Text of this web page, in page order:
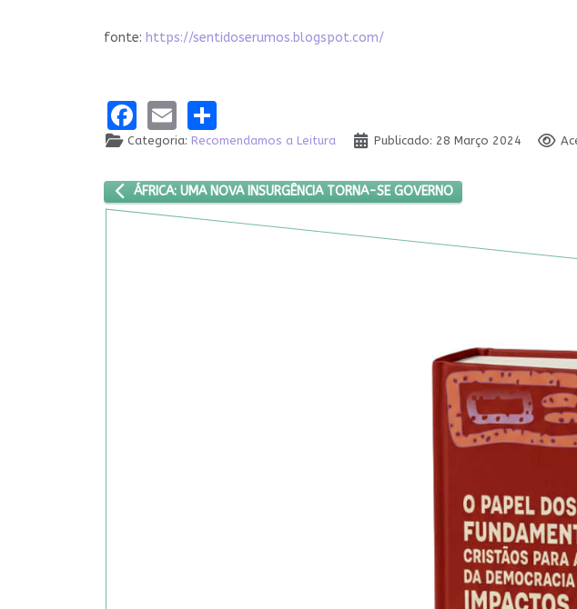
fonte: https://sentidoserumos.blogspot.com/
Facebook
Email
Categoria: Recomendamos a Leitura Publicado: 28 Março 2024
ARTIGO ANTERIOR: ÁFRICA: UMA NOVA INSURGÊNCIA TORNA-SE GOVERNO
ÁFRICA: UMA NOVA INSURGÊNCIA TORNA-SE GOVERNO